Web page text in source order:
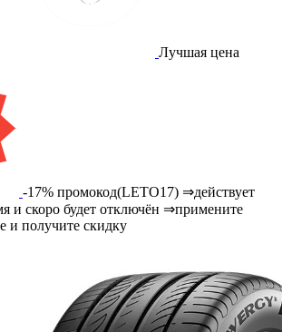
Лучшая цена
-17% промокод(LETO17) ⇒действует
и скоро будет отключён ⇒примените
и получите скидку